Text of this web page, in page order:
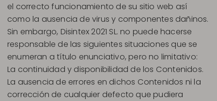
el correcto funcionamiento de su sitio web así
como la ausencia de virus y componentes dañinos.
Sin embargo, Disintex 2021 SL. no puede hacerse
responsable de las siguientes situaciones que se
enumeran a título enunciativo, pero no limitativo:
La continuidad y disponibilidad de los Contenidos.
La ausencia de errores en dichos Contenidos ni la
corrección de cualquier defecto que pudiera